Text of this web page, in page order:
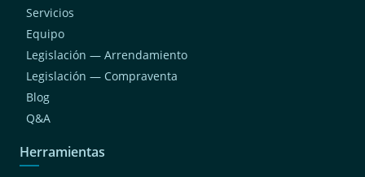
Servicios
Equipo
Legislación — Arrendamiento
Legislación — Compraventa
Blog
Q&A
Herramientas